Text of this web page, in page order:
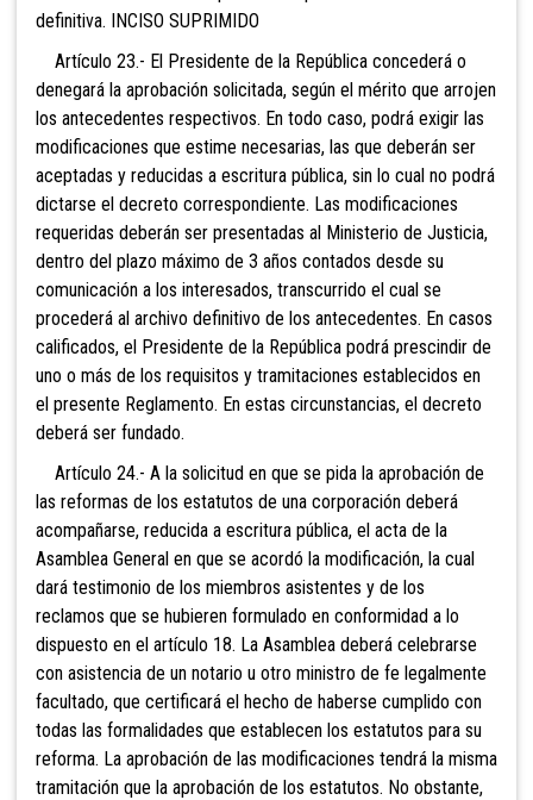
definitiva. INCISO SUPRIMIDO
Artículo 23.- El Presidente de la República concederá o
denegará la aprobación solicitada, según el mérito que arrojen
los antecedentes respectivos. En todo caso, podrá exigir las
modificaciones que estime necesarias, las que deberán ser
aceptadas y reducidas a escritura pública, sin lo cual no podrá
dictarse el decreto correspondiente. Las modificaciones
requeridas deberán ser presentadas al Ministerio de Justicia,
dentro del plazo máximo de 3 años contados desde su
comunicación a los interesados, transcurrido el cual se
procederá al archivo definitivo de los antecedentes. En casos
calificados, el Presidente de la República podrá prescindir de
uno o más de los requisitos y tramitaciones establecidos en
el presente Reglamento. En estas circunstancias, el decreto
deberá ser fundado.
Artículo 24.- A la solicitud en que se pida la aprobación de
las reformas de los estatutos de una corporación deberá
acompañarse, reducida a escritura pública, el acta de la
Asamblea General en que se acordó la modificación, la cual
dará testimonio de los miembros asistentes y de los
reclamos que se hubieren formulado en conformidad a lo
dispuesto en el artículo 18. La Asamblea deberá celebrarse
con asistencia de un notario u otro ministro de fe legalmente
facultado, que certificará el hecho de haberse cumplido con
todas las formalidades que establecen los estatutos para su
reforma. La aprobación de las modificaciones tendrá la misma
tramitación que la aprobación de los estatutos. No obstante,